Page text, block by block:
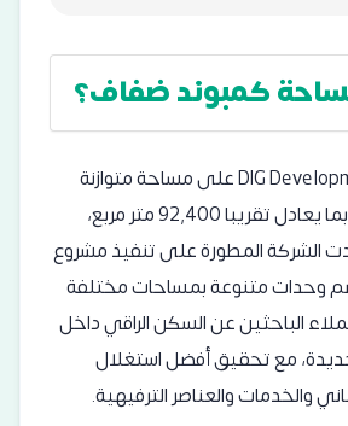
كمبوند ضفاف؟
يمتد مشروع DIG Developments على مساحة متوازنة
بلغت 22 فدان، أي بما يعادل تقريبا 92,400 متر مربع،
المطورة على تنفيذ مشروع
وحدات متنوعة بمساحات مختلفة
الباحثين عن السكن الراقي داخل
مع تحقيق أفضل استغلال
والخدمات والعناصر الترفيهية.